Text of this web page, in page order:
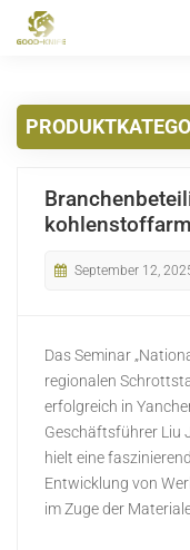
September 12,
Das Seminar
regionalen
erfolgreich in
Geschäftsführer Liu
hielt eine
Entwicklung von
im Zuge der